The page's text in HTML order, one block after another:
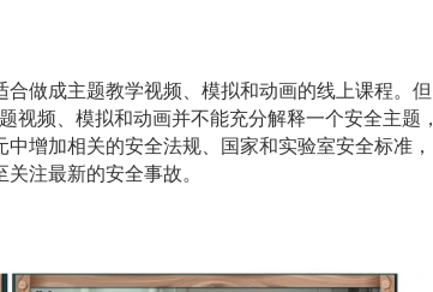
做成主题教学视频、模拟和动画的线上课程。但
频、模拟和动画并不能充分解释一个安全主题，
增加相关的安全法规、国家和实验室安全标准，
注最新的安全事故。